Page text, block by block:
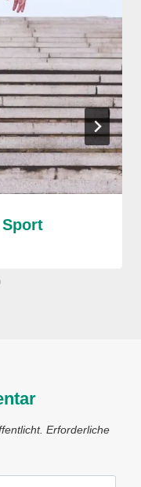
Erforderliche